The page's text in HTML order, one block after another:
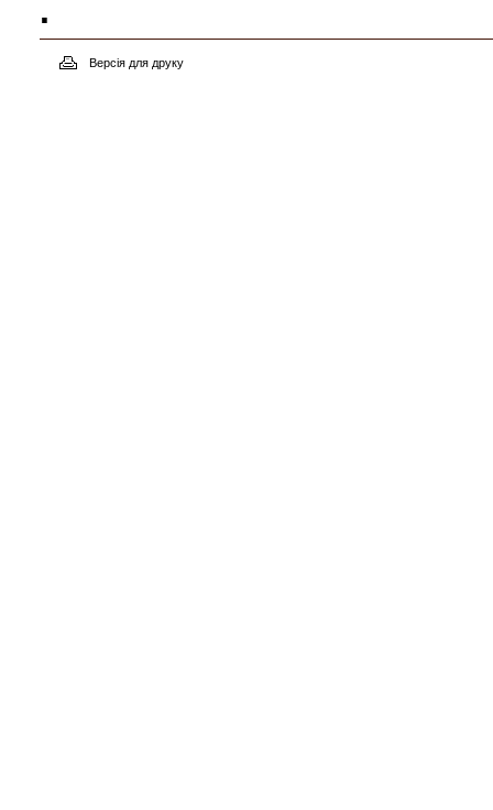
.
Версія для друку